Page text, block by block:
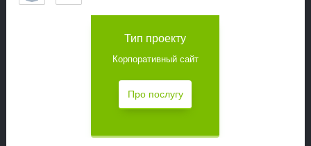
Тип проекту
Корпоративный сайт
Про послугу